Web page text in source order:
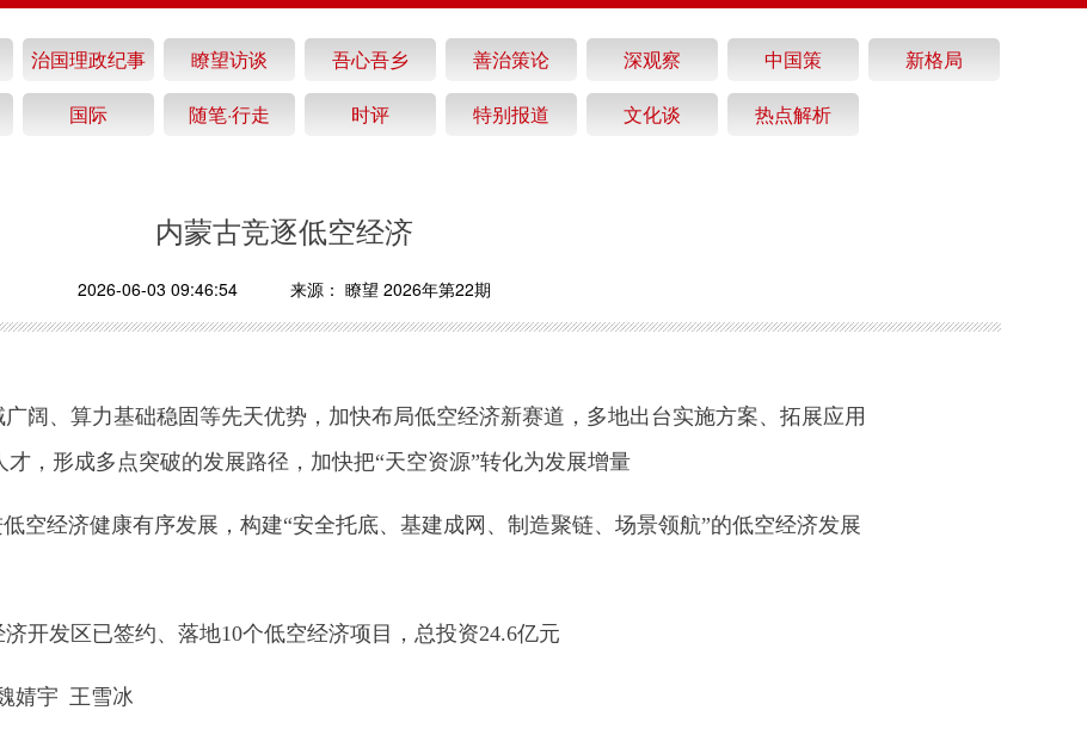
治国理政纪事 瞭望访谈 吾心吾乡 善治策论 深观察 中国策
新格局
国际 随笔·行走 时评 特别报道 文化谈 热点解析
内蒙古竞逐低空经济
2026-06-03 09:46:54 来源： 瞭望 2026年第22期
阔、算力基础稳固等先天优势，加快布局低空经济新赛道，多地出台实施方案、拓展应用
，形成多点突破的发展路径，加快把“天空资源”转化为发展增量
空经济健康有序发展，构建“安全托底、基建成网、制造聚链、场景领航”的低空经济发展
开发区已签约、落地10个低空经济项目，总投资24.6亿元
宇 王雪冰